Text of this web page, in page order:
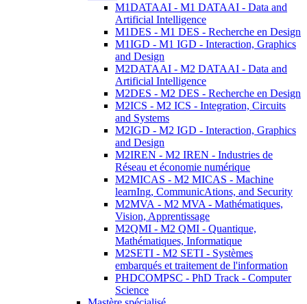
M1DATAAI - M1 DATAAI - Data and
Artificial Intelligence
M1DES - M1 DES - Recherche en Design
M1IGD - M1 IGD - Interaction, Graphics
and Design
M2DATAAI - M2 DATAAI - Data and
Artificial Intelligence
M2DES - M2 DES - Recherche en Design
M2ICS - M2 ICS - Integration, Circuits
and Systems
M2IGD - M2 IGD - Interaction, Graphics
and Design
M2IREN - M2 IREN - Industries de
Réseau et économie numérique
M2MICAS - M2 MICAS - Machine
learnIng, CommunicAtions, and Security
M2MVA - M2 MVA - Mathématiques,
Vision, Apprentissage
M2QMI - M2 QMI - Quantique,
Mathématiques, Informatique
M2SETI - M2 SETI - Systèmes
embarqués et traitement de l'information
PHDCOMPSC - PhD Track - Computer
Science